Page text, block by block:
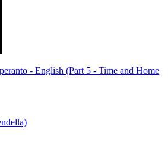
- English (Part 5 - Time and Home